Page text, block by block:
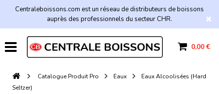
Centraleboissons.com est un réseau de distributeurs de boissons
auprès des professionnels du secteur CHR.
0,00 €
Catalogue Produit Pro Eaux
Eaux Alcoolisées (Hard
Seltzer)